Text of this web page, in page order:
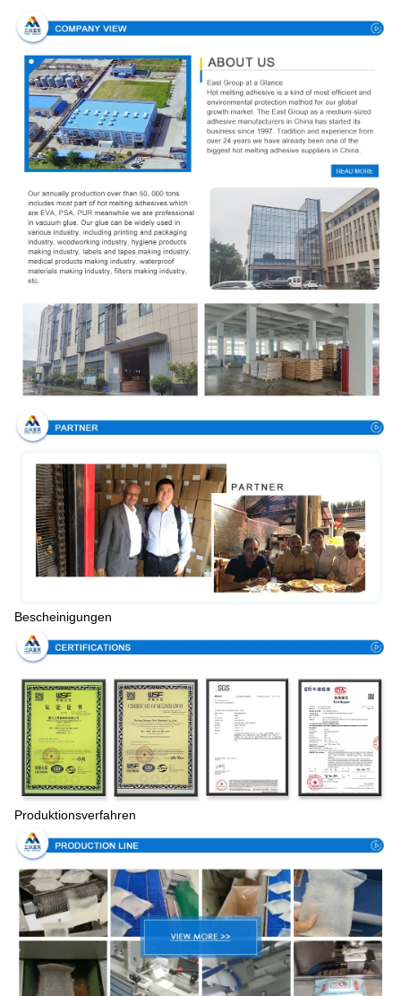
Bescheinigungen
Produktionsverfahren